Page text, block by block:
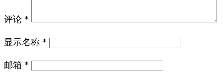
评论 *
显示名称 *
邮箱 *